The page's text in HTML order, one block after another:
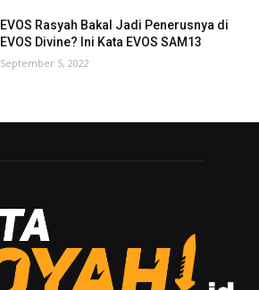
EVOS Rasyah Bakal Jadi Penerusnya di
EVOS Divine? Ini Kata EVOS SAM13
September 5, 2022